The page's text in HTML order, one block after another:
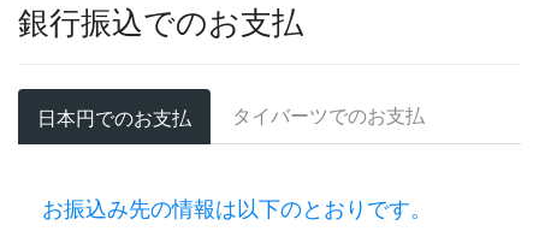
ログイン
銀行振込でのお支払
日本円でのお支払 タイバーツでのお支払
お振込み先の情報は以下のとおりです。